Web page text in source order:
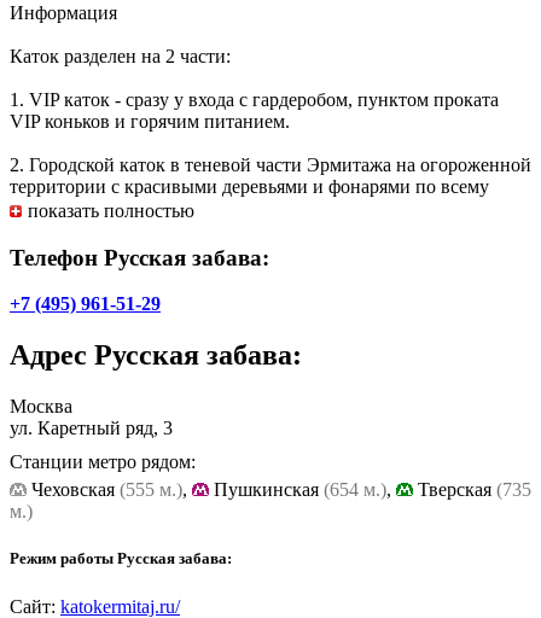
Информация
Каток разделен на 2 части:
1. VIP каток - сразу у входа с гардеробом, пунктом проката
VIP коньков и горячим питанием.
2. Городской каток в теневой части Эрмитажа на огороженной
территории с красивыми деревьями и фонарями по всему
периметру, общей площадью 5000 м2 (рассчитан на
Расписание
Понедельник с 14:00 до 23:00
Вторник – пятница с 12:00 до 23:00
Суббота – воскресенье с 10:00 до 23:00
Понедельник – пятница:
входной билет – 250 руб.
показать полностью
Телефон Русская забава:
+7 (495) 961-51-29
Адрес Русская забава:
Москва
ул. Каретный ряд, 3
Станции метро рядом:
Чеховская (555 м.), Пушкинская (654 м.), Тверская (735
м.)
Режим работы Русская забава:
Сайт: katokermitaj.ru/